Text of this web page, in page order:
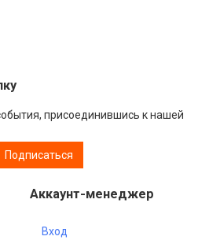
присоединившись к нашей
Аккаунт-менеджер
Вход